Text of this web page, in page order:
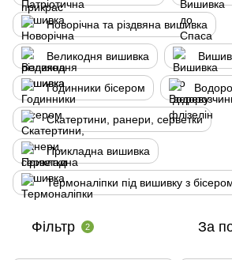
Новорічна та різдвяна вишивка
Великодня вишивка
Годинники бісером
Скатертини, ранери, серветки
Прикладна вишивка
Термоналіпки під вишивку з
Фільтр 2 За